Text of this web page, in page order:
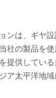
ンは、ギヤ
社の製品を
提供してい
ア太平洋地